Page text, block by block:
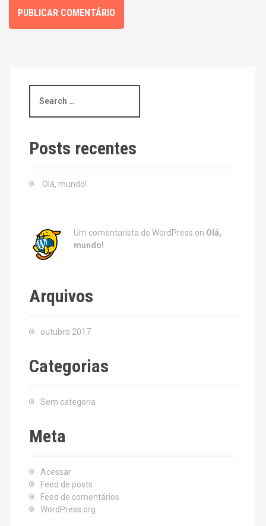
a
c
h
Posts recentes
Olá, mundo!
Um comentarista do WordPress on Olá,
mundo!
Arquivos
outubro 2017
Categorias
Sem categoria
Meta
Acessar
Feed de posts
Feed de comentários
WordPress.org